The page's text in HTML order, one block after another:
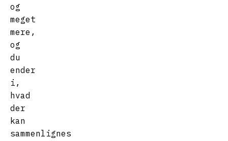
og
meget
mere,
og
du
ender
i,
hvad
der
kan
sammenlignes